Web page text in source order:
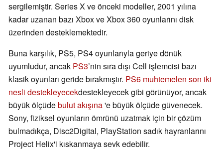
sergilemiştir. Series X ve önceki modeller, 2001 yılına
kadar uzanan bazı Xbox ve Xbox 360 oyunlarını disk
üzerinden desteklemektedir.
Buna karşılık, PS5, PS4 oyunlarıyla geriye dönük
uyumludur, ancak PS3’nin sıra dışı Cell işlemcisi bazı
klasik oyunları geride bırakmıştır. PS6 muhtemelen son iki
nesli destekleyecekdestekleyecek gibi görünüyor, ancak
büyük ölçüdebulut akışına'e büyük ölçüde güvenecek.
Sony, fiziksel oyunların ömrünü uzatmak için bir çözüm
bulmadıkça, Disc2Digital, PlayStation sadık hayranlarını
Project Helix'i kıskanmaya sevk edebilir.